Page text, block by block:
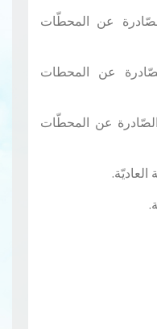
عن المحطّات
عن المحطات
عن المحطّات